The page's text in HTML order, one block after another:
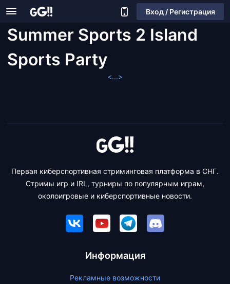
Вход / Регистрация
Summer Sports 2 Island
Sports Party
<...>
Первая киберспортивная стриминговая платформа в СНГ.
Стримы игр и IRL, турниры по популярным играм,
околоигровые и киберспортивные новости.
Информация
Рекламные возможности